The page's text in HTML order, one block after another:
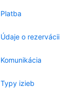
Platba
Údaje o rezervácii
Komunikácia
Typy izieb